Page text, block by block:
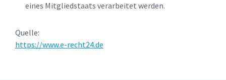
eines Mitgliedstaats verarbeitet werden.
Quelle:
https://www.e-recht24.de